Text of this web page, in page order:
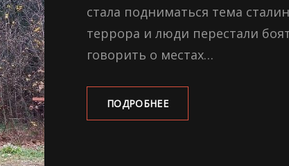
стала подниматься тема
террора и люди перестали
говорить о местах…
ПОДРОБНЕЕПОЛЯИ
ПОД